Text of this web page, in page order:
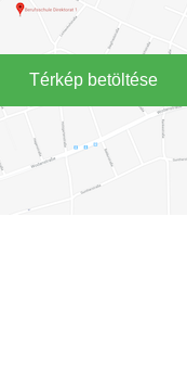
Térkép betöltése